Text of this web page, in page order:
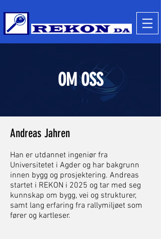
OM OSS
Andreas Jahren
Han er utdannet ingeniør fra
Universitetet i Agder og har bakgrunn
innen bygg og prosjektering. Andreas
startet i REKON i 2025 og tar med seg
kunnskap om bygg, vei og strukturer,
samt lang erfaring fra rallymiljøet som
fører og kartleser.